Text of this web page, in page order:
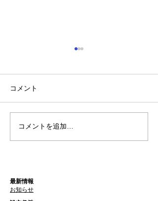
アーティスト展が終了し
ました
コメント
コメントを追加…
最新情報
お知らせ